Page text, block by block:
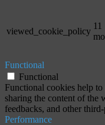
viewed_cookie_policy
11
Functional
Functional
Functional cookies help
sharing the content of the
feedbacks, and other
Performance